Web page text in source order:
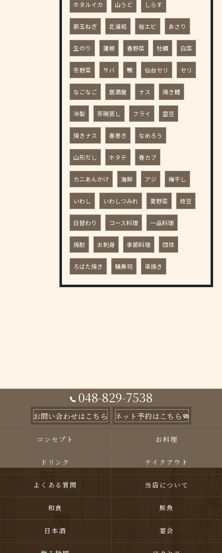
ホタルイカ 山うど しらす
新玉ねぎ 北浦和 桜エビ あさり
生のり 蓮根 春野菜 牡蠣 白菜
冬野菜 サバ 鴨 仙台セリ セリ
なごなご 居酒屋 ナス 焼き鱧
冷製 茶碗蒸し フライ 空豆
焼きナス 春巻き なめろう
山形だし ホタテ 春カブ
カニあんかけ 海鮮 アジ 梅干し
いわし いわしつみれ 夏野菜 枝豆
日替わり コース料理 一品料理
焼酎 お刺身 季節料理 団体
ろばた焼き 鯖寿司 串焼き
048-829-7538
お問い合わせはこちら ネット予約はこちら
コンセプト お料理
ドリンク テイクアウト
よくある質問 当店について
和食 鮮魚
日本酒 宴会